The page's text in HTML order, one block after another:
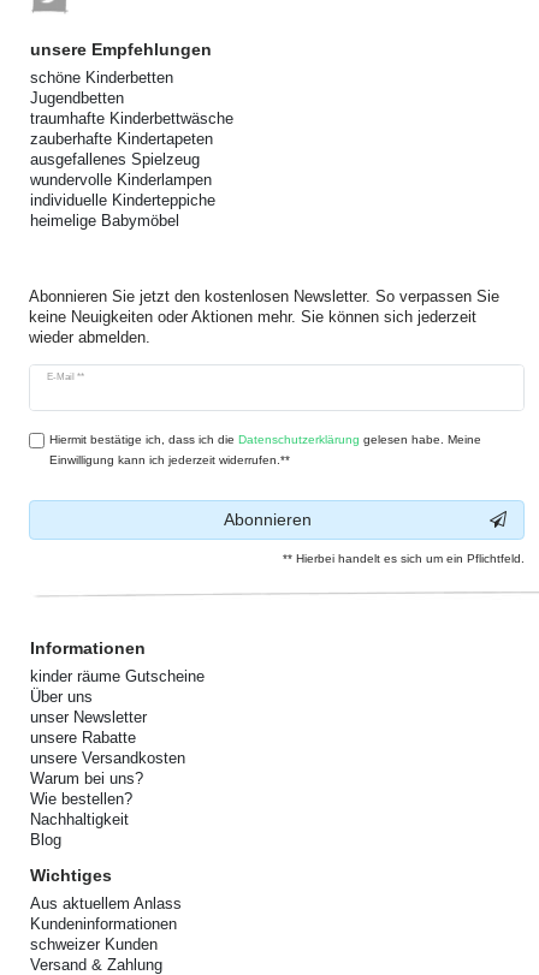
unsere Empfehlungen
schöne Kinderbetten
Jugendbetten
traumhafte Kinderbettwäsche
zauberhafte Kindertapeten
ausgefallenes Spielzeug
wundervolle Kinderlampen
individuelle Kinderteppiche
heimelige Babymöbel
Abonnieren Sie jetzt den kostenlosen Newsletter. So verpassen Sie
keine Neuigkeiten oder Aktionen mehr. Sie können sich jederzeit
wieder abmelden.
E-Mail **
Newsletter
Hiermit bestätige ich, dass ich die Daten­schutz­erklärung gelesen habe. Meine
Einwilligung kann ich jederzeit widerrufen.**
Abonnieren
** Hierbei handelt es sich um ein Pflichtfeld.
Informationen
kinder räume Gutscheine
Über uns
unser Newsletter
unsere Rabatte
unsere Versandkosten
Warum bei uns?
Wie bestellen?
Nachhaltigkeit
Blog
Wichtiges
Aus aktuellem Anlass
Kundeninformationen
schweizer Kunden
Versand & Zahlung